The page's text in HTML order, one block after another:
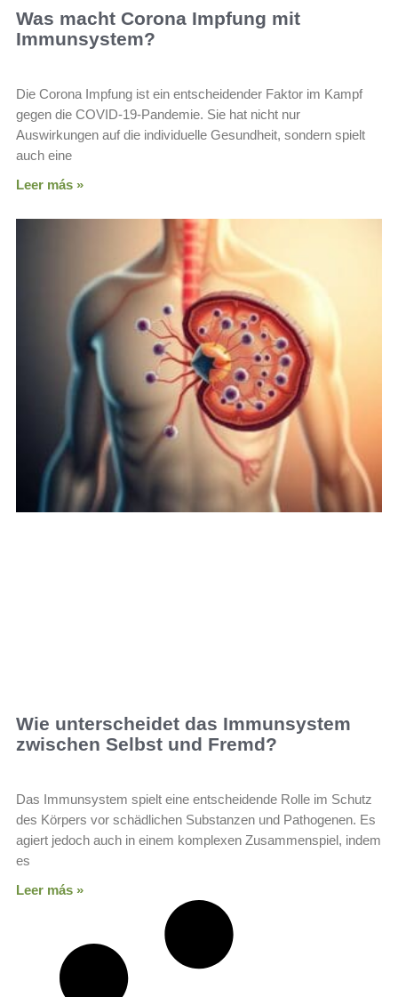
Was macht Corona Impfung mit
Immunsystem?
Die Corona Impfung ist ein entscheidender Faktor im Kampf
gegen die COVID-19-Pandemie. Sie hat nicht nur
Auswirkungen auf die individuelle Gesundheit, sondern spielt
auch eine
Leer más »
Wie unterscheidet das Immunsystem
zwischen Selbst und Fremd?
Das Immunsystem spielt eine entscheidende Rolle im Schutz
des Körpers vor schädlichen Substanzen und Pathogenen. Es
agiert jedoch auch in einem komplexen Zusammenspiel, indem
es
Leer más »